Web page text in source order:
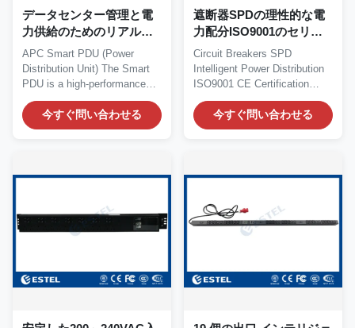
データセンター管理と電
力供給のためのリアルタ
イム電力モニタリングと
環境センサーのスマート
PDU
APC Smart PDU (Power
Distribution Unit) The Smart
PDU is a high-performance
power distribution...
今すぐ問い合わせる
遮断器SPDの理性的な電
力配分ISO9001のセリウ
ムの証明
Circuit Breakers SPD
Intelligent Power Distribution
ISO9001 CE Certification
Quick Details: Place...
今すぐ問い合わせる